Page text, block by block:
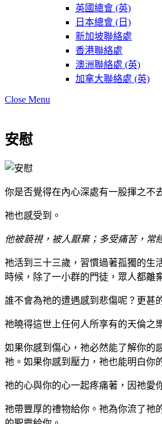
英國總會 (英)
日本總會 (日)
新加坡聯絡處
香港聯絡處
澳洲聯絡處 (英)
加拿大聯絡處 (英)
Close Menu
安慰
你是否覺得在內心深處有一股揮之不
祂也感受到。
他被藐視，被人厭棄；多受痛苦，常
祂活到三十三歲，習慣過著孤獨的生
時候，除了一小群的門徒，眾人都離
誰不會為祂的遭遇感到悲傷呢？更甚
祂曉得這世上任何人所享有的天倫之
如果你感到傷心，祂必然能了解你的
祂。如果你感到壓力，祂也能明白你
祂的心與你的心一起疼痛著，因祂愛
祂帶豐厚的禮物給你。祂為你流了祂